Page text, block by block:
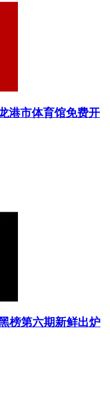
港市体育馆免费开
榜第六期新鲜出炉